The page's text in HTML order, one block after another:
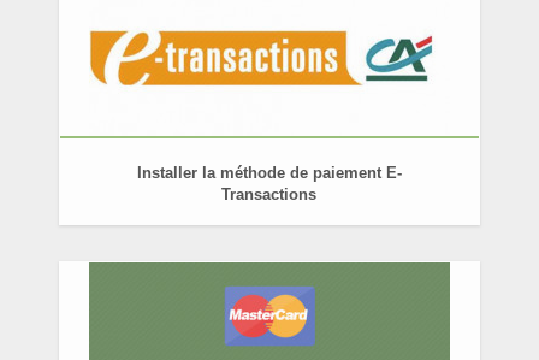
Installer la méthode de paiement E-
Transactions